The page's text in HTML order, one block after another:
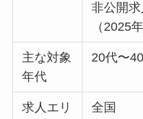
非公開
（2025
主な対象
年代
20代〜
求人エリ
全国